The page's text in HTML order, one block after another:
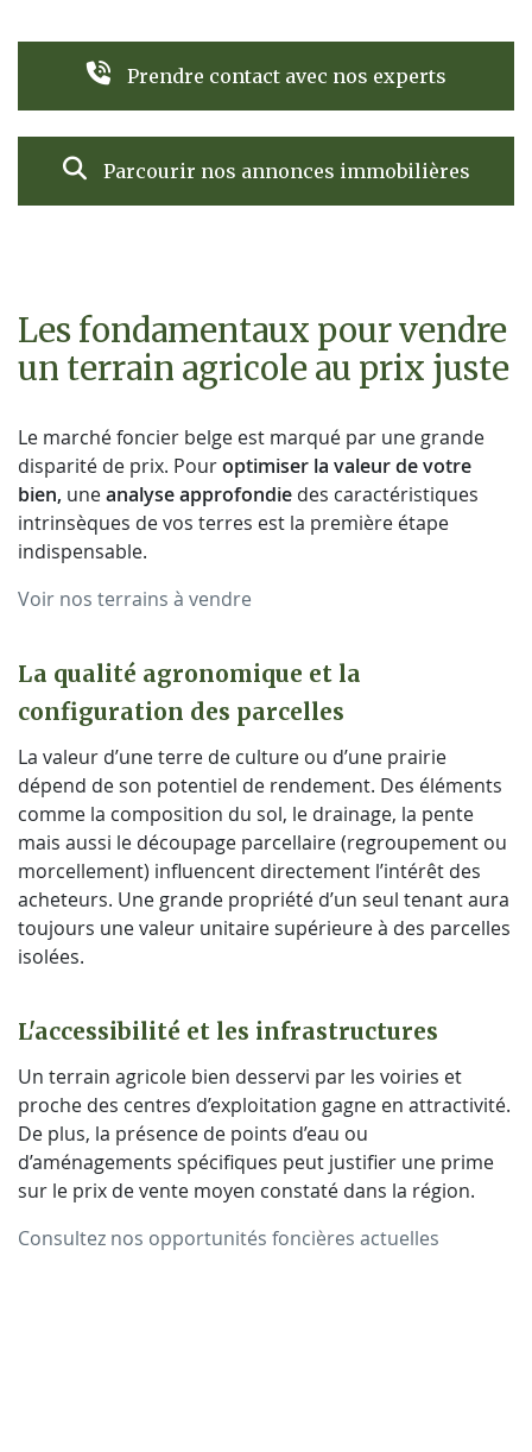
Prendre contact avec nos experts
Parcourir nos annonces immobilières
Les fondamentaux pour vendre
un terrain agricole au prix juste
Le marché foncier belge est marqué par une grande
disparité de prix. Pouroptimiser la valeur de votre
bien, uneanalyse approfondie des caractéristiques
intrinsèques de vos terres est la première étape
indispensable.
Voir nos terrains à vendre
La qualité agronomique et la
configuration des parcelles
La valeur d’une terre de culture ou d’une prairie
dépend de son potentiel de rendement. Des éléments
comme la composition du sol, le drainage, la pente
mais aussi le découpage parcellaire (regroupement ou
morcellement) influencent directement l’intérêt des
acheteurs. Une grande propriété d’un seul tenant aura
toujours une valeur unitaire supérieure à des parcelles
isolées.
L'accessibilité et les infrastructures
Un terrain agricole bien desservi par les voiries et
proche des centres d’exploitation gagne en attractivité.
De plus, la présence de points d’eau ou
d’aménagements spécifiques peut justifier une prime
sur le prix de vente moyen constaté dans la région.
Consultez nos opportunités foncières actuelles